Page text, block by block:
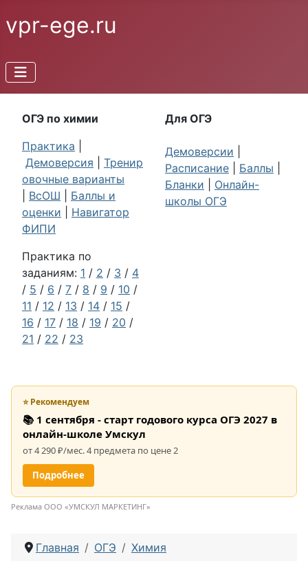
vpr-ege.ru
ОГЭ по химии
Практика
Демоверсия
Тренир
овочные варианты
ВсОШ
Баллы и
оценки
Навигатор
ФИПИ
Практика по
заданиям: 1 / 2 / 3 / 4
/ 5 / 6 / 7 / 8 / 9 / 10 /
11 / 12 / 13 / 14 / 15 /
16 / 17 / 18 / 19 / 20 /
21 / 22 / 23
Для ОГЭ
Демоверсии
Расписание
Баллы
Бланки
Онлайн-
школы ОГЭ
⭐ Рекомендуем
📚 1 сентября - старт годового курса ОГЭ 2027 в
онлайн-школе Умскул
от 4 290 ₽/мес. 4 предмета по цене 2
Подробнее
Реклама ООО «УМСКУЛ МАРКЕТИНГ»
Главная ОГЭ Химия